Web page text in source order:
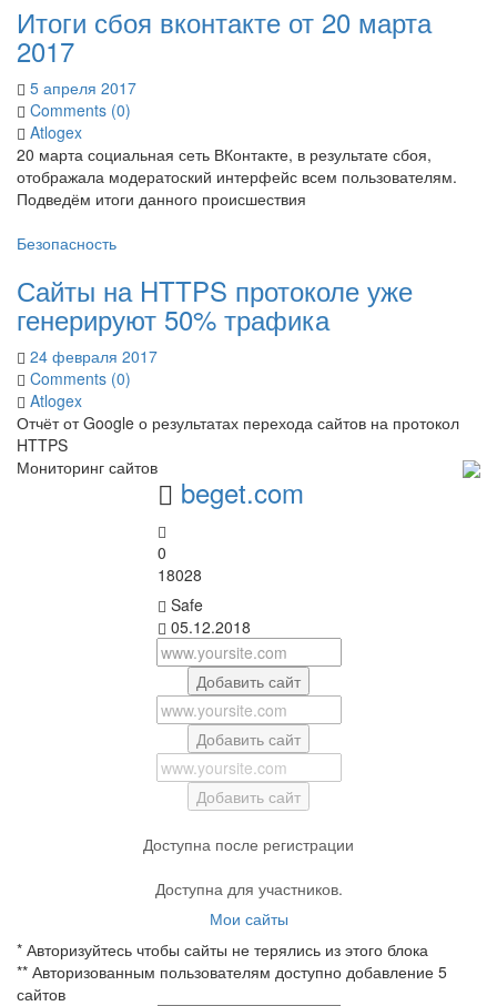
Итоги сбоя вконтакте от 20 марта
2017
5 апреля 2017
Comments (0)
Atlogex
20 марта социальная сеть ВКонтакте, в результате сбоя,
отображала модератоский интерфейс всем пользователям.
Подведём итоги данного происшествия
Безопасность
Сайты на HTTPS протоколе уже
генерируют 50% трафика
24 февраля 2017
Comments (0)
Atlogex
Отчёт от Google о результатах перехода сайтов на протокол
HTTPS
Мониторинг сайтов
beget.com
0
18028
Safe
05.12.2018
Добавить сайт
Добавить сайт
Добавить сайт
Доступна после регистрации
Доступна для участников.
Мои сайты
* Авторизуйтесь чтобы сайты не терялись из этого блока
** Авторизованным пользователям доступно добавление 5
сайтов